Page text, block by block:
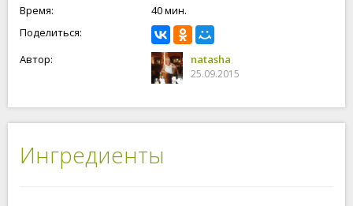
Время:
40 мин.
Поделиться:
Автор:
natasha
25.09.2015
Ингредиенты